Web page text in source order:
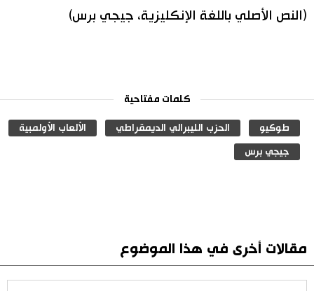
(النص الأصلي باللغة الإنكليزية، جيجي برس)
كلمات مفتاحية
طوكيو الحزب الليبرالي الديمقراطي الألعاب الأولمبية
جيجي برس
مقالات أخرى في هذا الموضوع